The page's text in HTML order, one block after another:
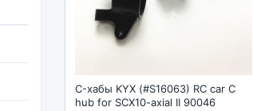
C-хабы KYX (#S16063) RC car C
hub for SCX10-axial II 90046